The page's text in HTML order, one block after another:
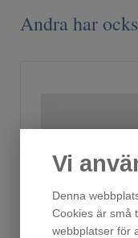
Vi
Denna
Cookies är små
webbplatser för
Andra har
180178